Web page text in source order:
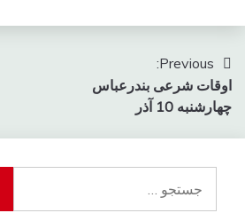
راهبری
نوشته
Previous:
اوقات شرعی بندرعباس
چهارشنبه 10 آذر
برای: